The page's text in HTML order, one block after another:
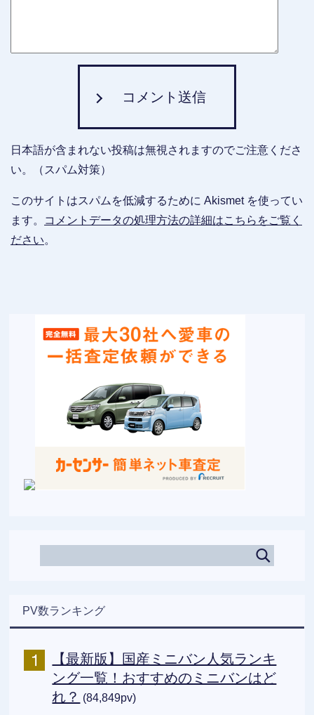
コメント送信
日本語が含まれない投稿は無視されますのでご注意くださ
い。（スパム対策）
このサイトはスパムを低減するために Akismet を使ってい
ます。
コメントデータの処理方法の詳細はこちらをご覧く
ださい。
PV数ランキング
【最新版】国産ミニバン人気ランキ
ング一覧！おすすめのミニバンはど
れ？ (84,849pv)